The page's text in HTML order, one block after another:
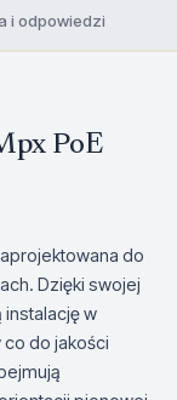
i odpowiedzi
PoE
do
Dzięki swojej
w
do jakości